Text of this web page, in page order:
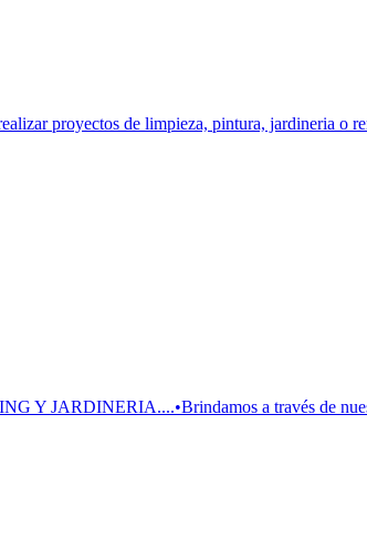
proyectos de limpieza, pintura, jardineria o
Y JARDINERIA....•Brindamos a través de